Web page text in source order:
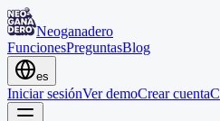
Neoganadero
FuncionesPreguntasBlog
es
Iniciar sesiónVer demoCrear cuenta